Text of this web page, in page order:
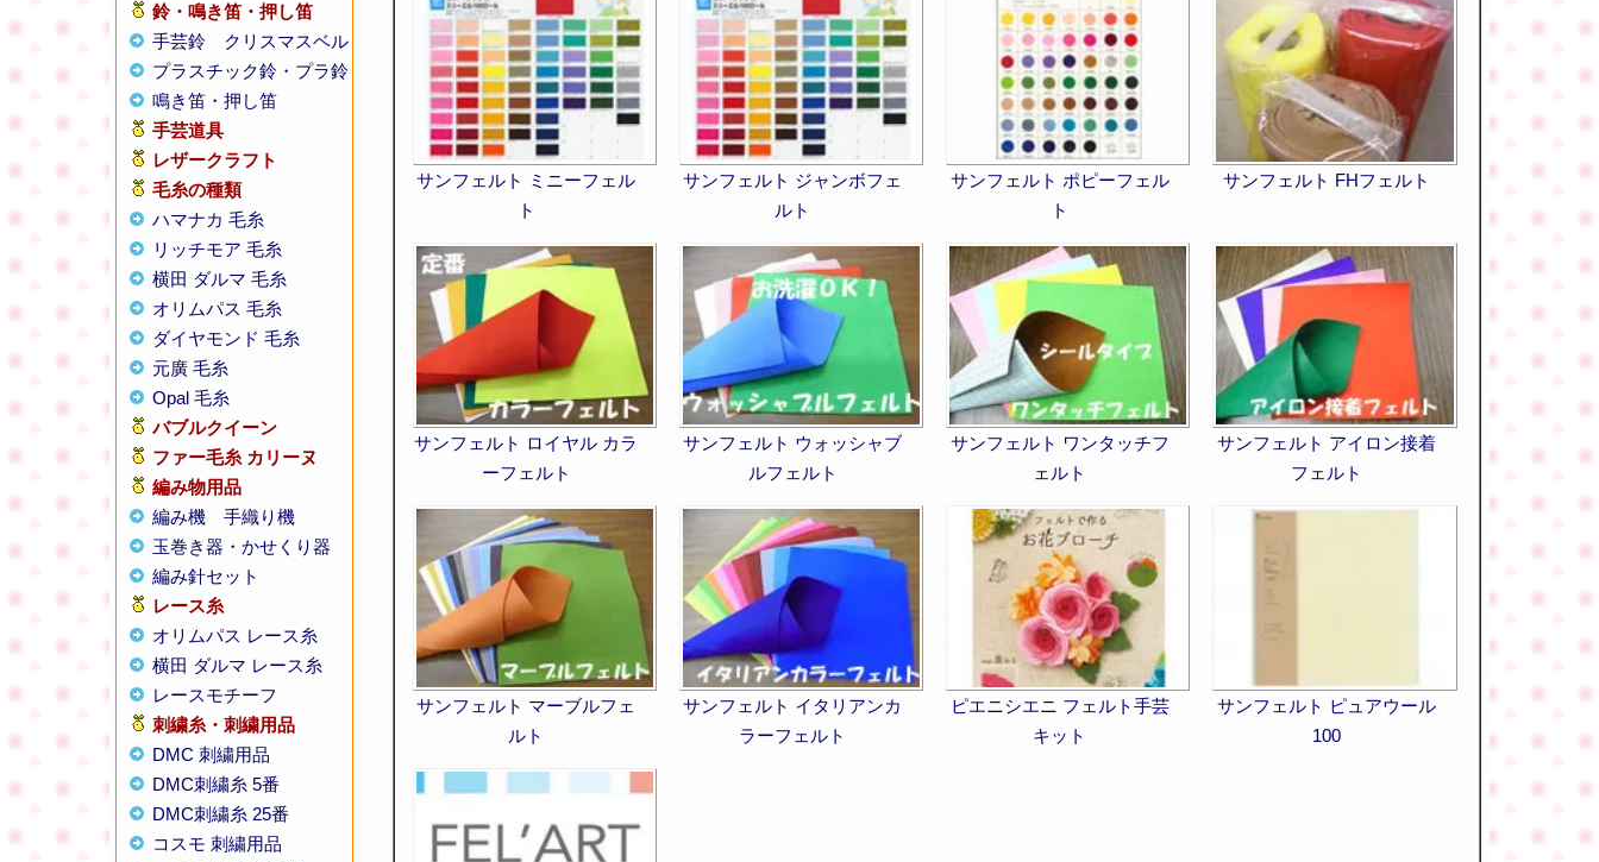
鈴・鳴き笛・押し笛
手芸鈴
クリスマスベル
プラスチック鈴・プラ鈴
鳴き笛・押し笛
手芸道具
レザークラフト
毛糸の種類
ハマナカ 毛糸
リッチモア 毛糸
横田 ダルマ 毛糸
オリムパス 毛糸
ダイヤモンド 毛糸
元廣 毛糸
Opal 毛糸
バブルクイーン
ファー毛糸 カリーヌ
編み物用品
編み機
手織り機
玉巻き器・かせくり器
編み針セット
レース糸
オリムパス レース糸
横田 ダルマ レース糸
レースモチーフ
刺繍糸・刺繍用品
DMC 刺繍用品
DMC刺繍糸 5番
DMC刺繍糸 25番
コスモ 刺繍用品
サンフェルト ミニーフェル
ト
サンフェルト ジャンボフェ
ルト
サンフェルト ポピーフェル
ト
サンフェルト FHフェルト
サンフェルト ロイヤル カラ
ーフェルト
サンフェルト ウォッシャブ
ルフェルト
サンフェルト ワンタッチフ
ェルト
サンフェルト アイロン接着
フェルト
サンフェルト マーブルフェ
ルト
サンフェルト イタリアンカ
ラーフェルト
ピエニシエニ フェルト手芸
キット
サンフェルト ピュアウール
100